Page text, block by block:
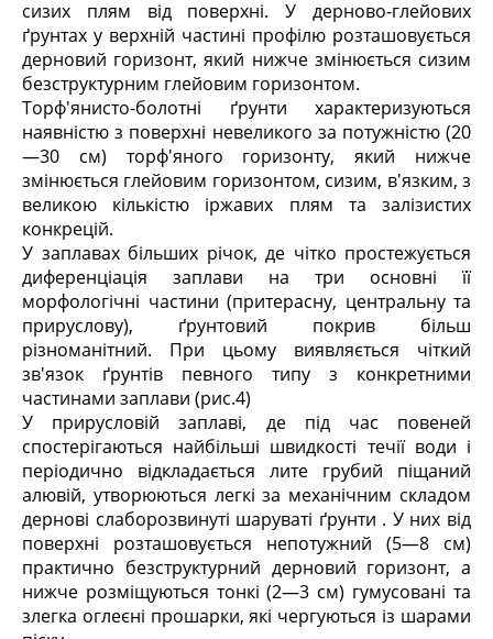
сизих плям від поверхні. У дерново-глейових
ґрунтах у верхній частині профілю розташовується
дерновий горизонт, який нижче змінюється сизим
безструктурним глейовим горизонтом.
Торф'янисто-болотні ґрунти характеризуються
наявністю з поверхні невеликого за потужністю (20
—30 см) торф'яного горизонту, який нижче
змінюється глейовим горизонтом, сизим, в'язким, з
великою кількістю іржавих плям та залізистих
конкрецій.
У заплавах більших річок, де чітко простежується
диференціація заплави на три основні її
морфологічні частини (притерасну, центральну та
прируслову), ґрунтовий покрив більш
різноманітний. При цьому виявляється чіткий
зв'язок ґрунтів певного типу з конкретними
частинами заплави (рис.4)
У прирусловій заплаві, де під час повеней
спостерігаються найбільші швидкості течії води і
періодично відкладається лите грубий піщаний
алювій, утворюються легкі за механічним складом
дернові слаборозвинуті шаруваті ґрунти . У них від
поверхні розташовується непотужний (5—8 см)
практично безструктурний дерновий горизонт, а
нижче розміщуються тонкі (2—3 см) гумусовані та
злегка оглеєні прошарки, які чергуються із шарами